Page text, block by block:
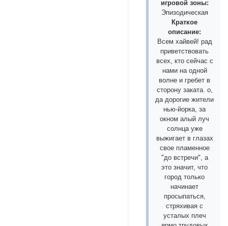
игровой зоны:
Эпизодическая
Краткое
описание:
Всем хайвей! рад
приветствовать
всех, кто сейчас с
нами на одной
волне и гребет в
сторону заката. о,
да дорогие жители
нью-йорка, за
окном алый луч
солнца уже
выжигает в глазах
свое пламенное
"до встречи", а
это значит, что
город только
начинает
просыпаться,
стряхивая с
усталых плеч